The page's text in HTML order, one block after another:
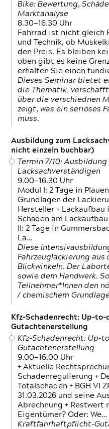
Bike: Bewertung,
Marktanalyse
8.30—16.30 Uhr
Fahrrad ist nicht gleich
und Technik, ob
den Preis. Es bleiben
oben gibt es keine
erhalten Sie einen
Dieses Seminar bietet
die Thematik,
über die verschiednen
zeigt, was ein seriöses
muss.
Ausbildung zum
nicht einzeln buchbar)
Termin 7/10: Ausbildung
Lacksachverständigen
9.00—16.30 Uhr
Modul I: 2 Tage in
Grundlagen der
Hersteller + Lackaufbau
Schäden am
II: 2 Tage in
La…
Diese
Fahrzeuglackierung aus
Blickwinkeln. Der
sowie dem Handwerk.
Teilnehmer*Innen den
/ chemischem
Kfz-Schadenrecht: Up-
Gutachtenerstellung
Kfz-Schadenrecht: Up-
Gutachtenerstellung
9.00—16.00 Uhr
+ Aktuelle
Schadenregulierung +
Totalschaden + BGH VI
31.03.2026 und seine
Abrechnung +
Eigentümer? Oder: We…
Kraftfahrhaftpflicht-